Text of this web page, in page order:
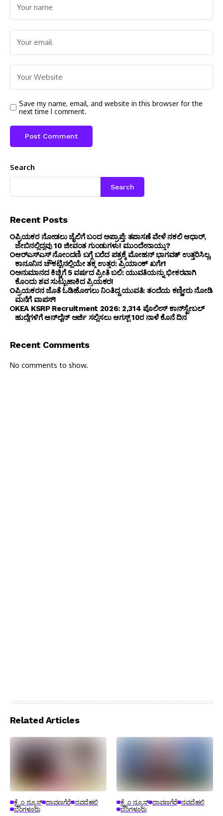
Save my name, email, and website in this browser for the
next time I comment.
Search
Search
Recent Posts
ಪ್ರಿಯಕರ ನೋಡಲು ಜೈಲಿಗೆ ಬಂದ ಅಪ್ರಾಪ್ತೆ: ತಪಾಸಣೆ ವೇಳೆ ನಕಲಿ ಆಧಾರ್,
ಜೇಬಿನಲ್ಲಿದ್ದವು 10 ಜೀವಂತ ಗುಂಡುಗಳು! ಮುಂದೇನಾಯ್ತು?
ಆರ್‌ಎಸ್‌ಎಸ್‌ ನೋಂದಣಿ ಬಗ್ಗೆ ಬರೆದ ಪತ್ರಕ್ಕೆ ಮೋಹನ್ ಭಾಗವತ್ ಉತ್ತರಿಸಿಲ್ಲ,
ಕಾನೂನಿನ ಚೌಕಟ್ಟಿನಲ್ಲಿಯೇ ತಕ್ಕ ಉತ್ತರ: ಪ್ರಿಯಾಂಕ್ ಖರ್ಗೆ!
ಅನುಮಾನದ ಕಿಚ್ಚಿಗೆ 5 ವರ್ಷದ ಪ್ರೀತಿ ಬಲಿ: ಯುವತಿಯನ್ನು ಭೀಕರವಾಗಿ
ಕೊಂದು ಶವ ಸುಟ್ಟುಹಾಕಿದ ಪ್ರಿಯಕರ!
ಪ್ರಿಯಕರನ ಜೊತೆ ಓಡಿಹೋಗಲು ನಿಂತಿದ್ದ ಯುವತಿ: ತಂದೆಯ ಕಣ್ಣೀರು ನೋಡಿ
ಮನೆಗೆ ವಾಪಸ್!
KEA KSRP Recruitment 2026: 2,314 ಪೊಲೀಸ್ ಕಾನ್‌ಸ್ಟೇಬಲ್
ಹುದ್ದೆಗಳಿಗೆ ಆನ್‌ಲೈನ್ ಅರ್ಜಿ ಸಲ್ಲಿಸಲು ಆಗಸ್ಟ್ 10ರ ನಾಳೆ ಕೊನೆ ದಿನ
Recent Comments
No comments to show.
Related Articles
ಕ್ರೈಂ ನ್ಯೂಸ್ ದಾವಣಗೆರೆ ನವದೆಹಲಿ
ಬೆಂಗಳೂರು
ಕ್ರೈಂ ನ್ಯೂಸ್ ದಾವಣಗೆರೆ ನವದೆಹಲಿ
ಬೆಂಗಳೂರು